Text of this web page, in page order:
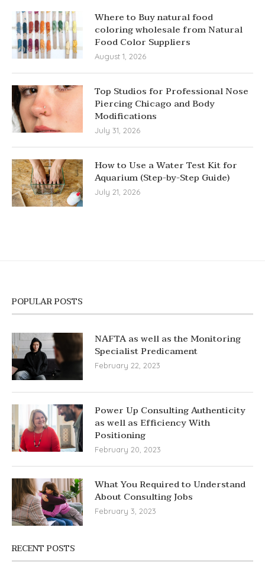
Where to Buy natural food
coloring wholesale from Natural
Food Color Suppliers
August 1, 2026
Top Studios for Professional Nose
Piercing Chicago and Body
Modifications
July 31, 2026
How to Use a Water Test Kit for
Aquarium (Step-by-Step Guide)
July 21, 2026
POPULAR POSTS
NAFTA as well as the Monitoring
Specialist Predicament
February 22, 2023
Power Up Consulting Authenticity
as well as Efficiency With
Positioning
February 20, 2023
What You Required to Understand
About Consulting Jobs
February 3, 2023
RECENT POSTS